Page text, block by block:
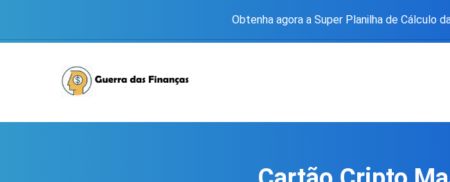
Obtenha agora a Super Planilha de Cálculo